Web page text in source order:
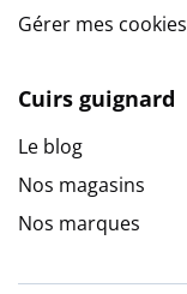
Gérer mes cookies
Cuirs guignard
Le blog
Nos magasins
Nos marques